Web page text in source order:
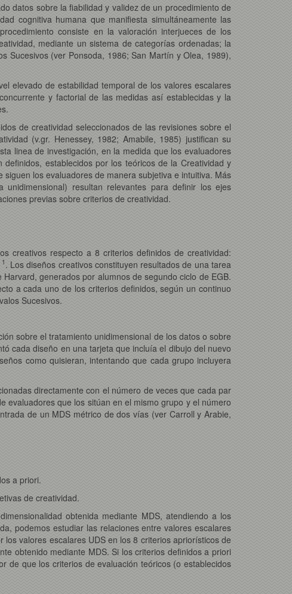
datos sobre la fiabilidad y validez de un procedimiento de
cognitiva humana que manifiesta simultáneamente las
consiste en la valoración interjueces de los
mediante un sistema de categorías ordenadas; la
Sucesivos (ver Ponsoda, 1986; San Martín y Olea, 1989),
elevado de estabilidad temporal de los valores escalares
y factorial de las medidas así establecidas y la
de creatividad seleccionados de las revisiones sobre el
(v.gr. Henessey, 1982; Amabile, 1985) justifican su
linea de investigación, en la medida que los evaluadores
establecidos por los teóricos de la Creatividad y
los evaluadores de manera subjetiva e intuitiva. Más
resultan relevantes para definir los ejes
previas sobre criterios de creatividad.
creativos respecto a 8 criterios definidos de creatividad:
1 . Los diseños creativos constituyen resultados de una tarea
generados por alumnos de segundo ciclo de EGB.
a cada uno de los criterios definidos, según un continuo
Sucesivos.
sobre el tratamiento unidimensional de los datos o sobre
cada diseño en una tarjeta que incluía el dibujo del nuevo
como quisieran, intentando que cada grupo incluyera
directamente con el número de veces que cada par
evaluadores que los sitúan en el mismo grupo y el número
de un MDS métrico de dos vías (ver Carroll y Arabie,
a priori.
de creatividad.
obtenida mediante MDS, atendiendo a los
podemos estudiar las relaciones entre valores escalares
valores escalares UDS en los 8 criterios apriorísticos de
obtenido mediante MDS. Si los criterios definidos a priori
de que los criterios de evaluación teóricos (o establecidos